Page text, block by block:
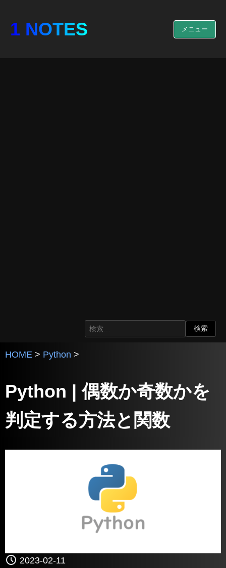
1 NOTES メニュー
HOME > Python >
Python | 偶数か奇数かを
判定する方法と関数
2023-02-11